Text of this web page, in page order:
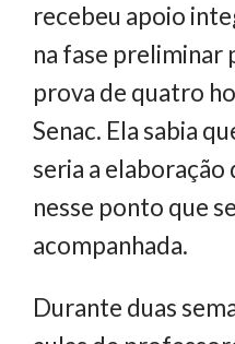
recebeu apoio
na fase preliminar
prova de quatro
Senac. Ela sabia
seria a elaboração
nesse ponto que
acompanhada.
Durante duas